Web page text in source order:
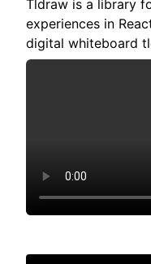
Tldraw is a library
experiences in
digital whiteboard